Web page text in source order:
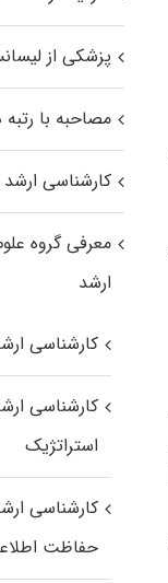
پزشکی از
مصاحبه با
کارشناسی
معرفی گروه
ارشد
کارشناسی
کارشناسی
استراتژیک
کارشناسی
حفاظت